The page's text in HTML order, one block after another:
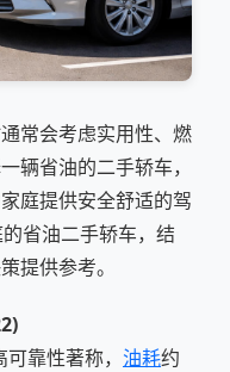
常会考虑实用性、燃
辆省油的二手轿车，
庭提供安全舒适的驾
省油二手轿车，结
提供参考。
靠性著称， 油耗约